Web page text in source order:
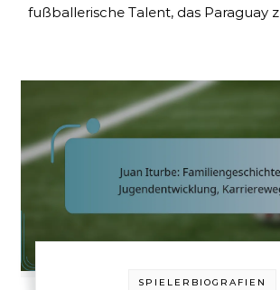
fußballerische Talent, das Paraguay
SPIELERBIOGRAFIEN